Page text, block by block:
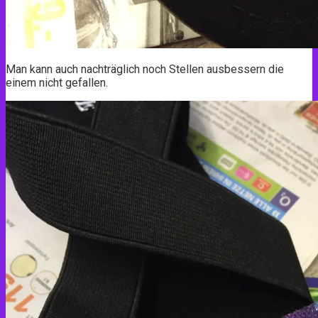
Man kann auch nachträglich noch Stellen ausbessern die
einem nicht gefallen.